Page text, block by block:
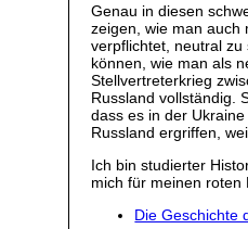
Genau in diesen
zeigen, wie man auch
verpflichtet, neutral
können, wie man als
Stellvertreterkrieg
Russland vollständig.
dass es in der
Russland ergriffen,
Ich bin studierter
mich für meinen roten
Die Geschichte